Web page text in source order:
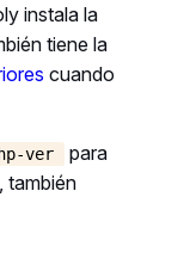
instala la
tiene la
cuando
ver
para
también